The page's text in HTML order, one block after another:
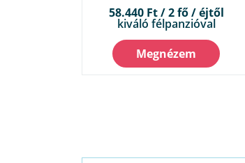
58.440 Ft / 2 fő / éjtől
kiváló félpanzióval
Megnézem